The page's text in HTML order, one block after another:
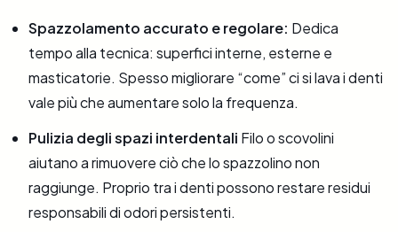
Spazzolamento accurato e regolare: Dedica
tempo alla tecnica: superfici interne, esterne e
masticatorie. Spesso migliorare “come” ci si lava i denti
vale più che aumentare solo la frequenza.
Pulizia degli spazi interdentali Filo o scovolini
aiutano a rimuovere ciò che lo spazzolino non
raggiunge. Proprio tra i denti possono restare residui
responsabili di odori persistenti.